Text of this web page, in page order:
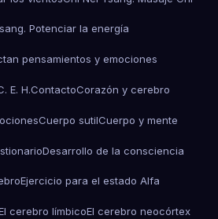
Potenciar la energía
pensamientos y emociones
E. H.ContactoCorazón y cerebro
Cuerpo sutilCuerpo y mente
Desarrollo de la consciencia
Ejercicio para el estado Alfa
cerebro límbicoEl cerebro neocórtex